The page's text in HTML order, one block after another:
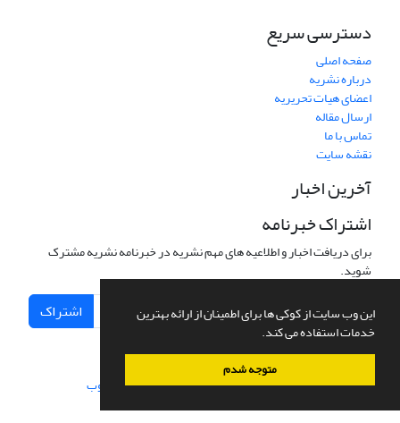
این وب سایت از کوکی ها برای اطمینان از ارائه بهترین
خدمات استفاده می کند.
متوجه شدم
دسترسی سریع
صفحه اصلی
درباره نشریه
اعضای هیات تحریریه
ارسال مقاله
تماس با ما
نقشه سایت
آخرین اخبار
اشتراک خبرنامه
برای دریافت اخبار و اطلاعیه های مهم نشریه در خبرنامه نشریه مشترک
شوید.
اشتراک
سامانه مدیریت نشریات علمی.طراحی و پیاده سازی از سیناوب